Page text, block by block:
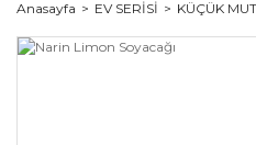
Anasayfa EV SERİSİ KÜÇÜK